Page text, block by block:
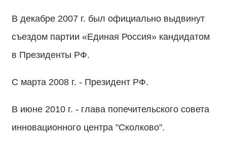
В декабре 2007 г. был официально выдвинут
съездом партии «Единая Россия» кандидатом
в Президенты РФ.
С марта 2008 г. - Президент РФ.
В июне 2010 г. - глава попечительского совета
инновационного центра "Сколково".